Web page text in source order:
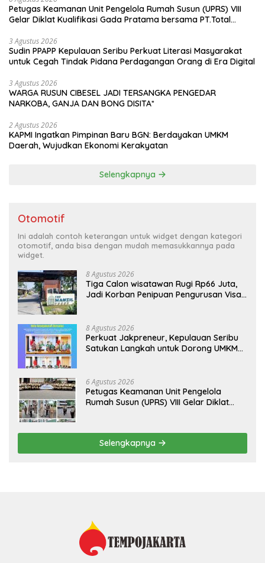
Petugas Keamanan Unit Pengelola Rumah Susun (UPRS) VIII
Gelar Diklat Kualifikasi Gada Pratama bersama PT.Total
Jaya*
3 Agustus 2026
Sudin PPAPP Kepulauan Seribu Perkuat Literasi Masyarakat
untuk Cegah Tindak Pidana Perdagangan Orang di Era Digital
3 Agustus 2026
WARGA RUSUN CIBESEL JADI TERSANGKA PENGEDAR
NARKOBA, GANJA DAN BONG DISITA*
2 Agustus 2026
KAPMI Ingatkan Pimpinan Baru BGN: Berdayakan UMKM
Daerah, Wujudkan Ekonomi Kerakyatan
Selengkapnya
Otomotif
Ini adalah contoh keterangan untuk widget dengan kategori
otomotif, anda bisa dengan mudah memasukkannya pada
widget.
8 Agustus 2026
Tiga Calon wisatawan Rugi Rp66 Juta,
Jadi Korban Penipuan Pengurusan Visa
8 Agustus 2026
Perkuat Jakpreneur, Kepulauan Seribu
Satukan Langkah untuk Dorong UMKM
6 Agustus 2026
Petugas Keamanan Unit Pengelola
Rumah Susun (UPRS) VIII Gelar Diklat
Bhabinkamtibmas Polda Metro Jaya*
Selengkapnya